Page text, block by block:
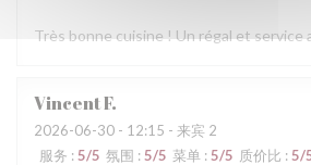
Très bonne cuisine ! Un régal et service
VincentF
2026-06-30 - 12:15 - 来宾 2
服务 : 5/5 氛围 : 5/5 菜单 : 5/5 质价比 : 5/